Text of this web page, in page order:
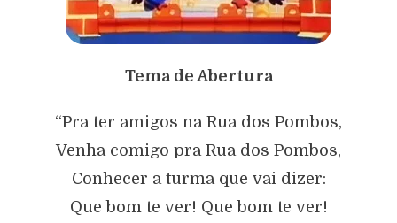
Tema de Abertura
“Pra ter amigos na Rua dos Pombos,
Venha comigo pra Rua dos Pombos,
Conhecer a turma que vai dizer:
Que bom te ver! Que bom te ver!